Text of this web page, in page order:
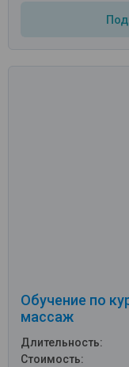
Обучение по
массаж
Длительность:
Стоимость: